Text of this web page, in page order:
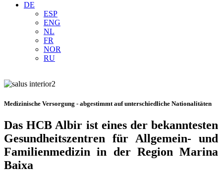
DE
ESP
ENG
NL
FR
NOR
RU
Medizinische Versorgung - abgestimmt auf unterschiedliche Nationalitäten
Das HCB Albir ist eines der bekanntesten
Gesundheitszentren für Allgemein- und
Familienmedizin in der Region Marina
Baixa